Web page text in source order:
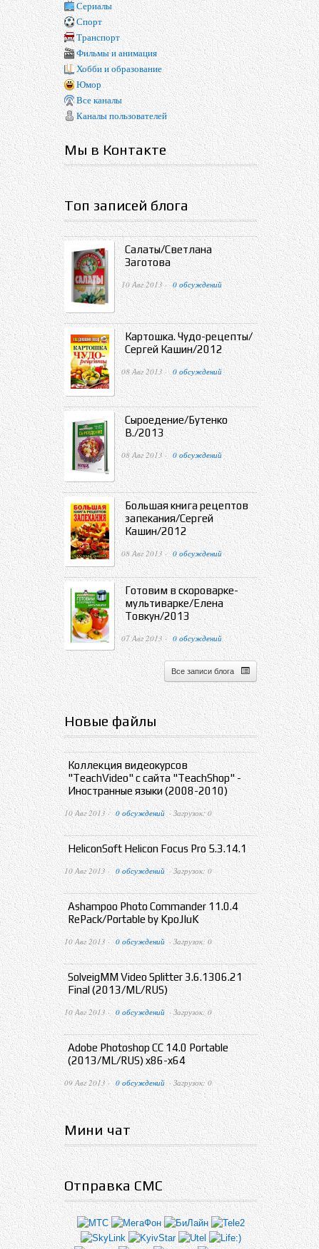
Сериалы
Спорт
Транспорт
Фильмы и анимация
Хобби и образование
Юмор
Все каналы
Каналы пользователей
Мы в Контакте
Топ записей блога
Салаты/Светлана
Заготова
10 Авг 2013 · 0 обсуждений
Картошка. Чудо-рецепты/
Сергей Кашин/2012
08 Авг 2013 · 0 обсуждений
Сыроедение/Бутенко
В./2013
08 Авг 2013 · 0 обсуждений
Большая книга рецептов
запекания/Сергей
Кашин/2012
08 Авг 2013 · 0 обсуждений
Готовим в скороварке-
мультиварке/Елена
Товкун/2013
07 Авг 2013 · 0 обсуждений
Все записи блога
Новые файлы
Коллекция видеокурсов
"TeachVideo" с сайта "TeachShop" -
Иностранные языки (2008-2010)
10 Авг 2013 · 0 обсуждений · Загрузок: 0
HeliconSoft Helicon Focus Pro 5.3.14.1
10 Авг 2013 · 0 обсуждений · Загрузок: 0
Ashampoo Photo Commander 11.0.4
RePack/Portable by KpoJIuK
10 Авг 2013 · 0 обсуждений · Загрузок: 0
SolveigMM Video Splitter 3.6.1306.21
Final (2013/ML/RUS)
10 Авг 2013 · 0 обсуждений · Загрузок: 0
Adobe Photoshop CC 14.0 Portable
(2013/ML/RUS) x86-x64
09 Авг 2013 · 0 обсуждений · Загрузок: 0
Мини чат
Отправка СМС